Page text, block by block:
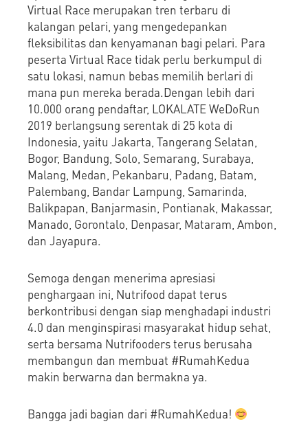
Virtual Race merupakan tren terbaru di
kalangan pelari, yang mengedepankan
fleksibilitas dan kenyamanan bagi pelari. Para
peserta Virtual Race tidak perlu berkumpul di
satu lokasi, namun bebas memilih berlari di
mana pun mereka berada.Dengan lebih dari
10.000 orang pendaftar, LOKALATE WeDoRun
2019 berlangsung serentak di 25 kota di
Indonesia, yaitu Jakarta, Tangerang Selatan,
Bogor, Bandung, Solo, Semarang, Surabaya,
Malang, Medan, Pekanbaru, Padang, Batam,
Palembang, Bandar Lampung, Samarinda,
Balikpapan, Banjarmasin, Pontianak, Makassar,
Manado, Gorontalo, Denpasar, Mataram, Ambon,
dan Jayapura.
Semoga dengan menerima apresiasi
penghargaan ini, Nutrifood dapat terus
berkontribusi dengan siap menghadapi industri
4.0 dan menginspirasi masyarakat hidup sehat,
serta bersama Nutrifooders terus berusaha
membangun dan membuat #RumahKedua
makin berwarna dan bermakna ya.
Bangga jadi bagian dari #RumahKedua!